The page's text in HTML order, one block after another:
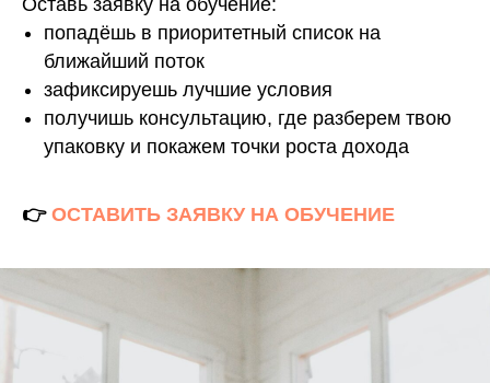
Оставь заявку на обучение:
попадёшь в приоритетный список на
ближайший поток
зафиксируешь лучшие условия
получишь консультацию, где разберем твою
упаковку и покажем точки роста дохода
👉 ОСТАВИТЬ ЗАЯВКУ НА ОБУЧЕНИЕ